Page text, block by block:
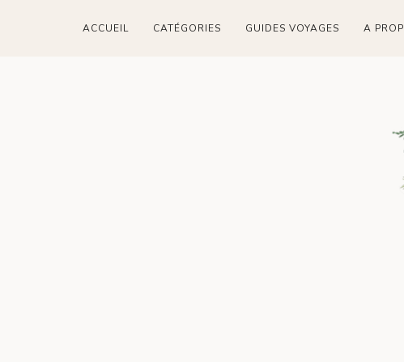
ACCUEIL CATÉGORIES GUIDES VOYAGES A